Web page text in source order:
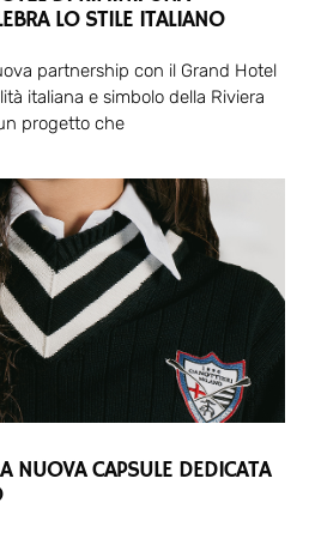
LO STILE ITALIANO
partnership con il Grand Hotel
italiana e simbolo della Riviera
progetto che
NUOVA CAPSULE DEDICATA